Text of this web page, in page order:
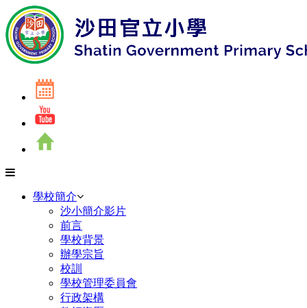
學校簡介
沙小簡介影片
前言
學校背景
辦學宗旨
校訓
學校管理委員會
行政架構